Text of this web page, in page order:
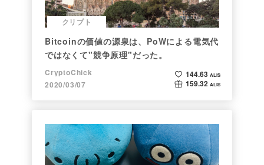
クリプト
Bitcoinの価値の源泉は、PoWによる電気代
ではなくて"競争原理"だった。
CryptoChick
2020/03/07
144.63 ALIS
159.32 ALIS